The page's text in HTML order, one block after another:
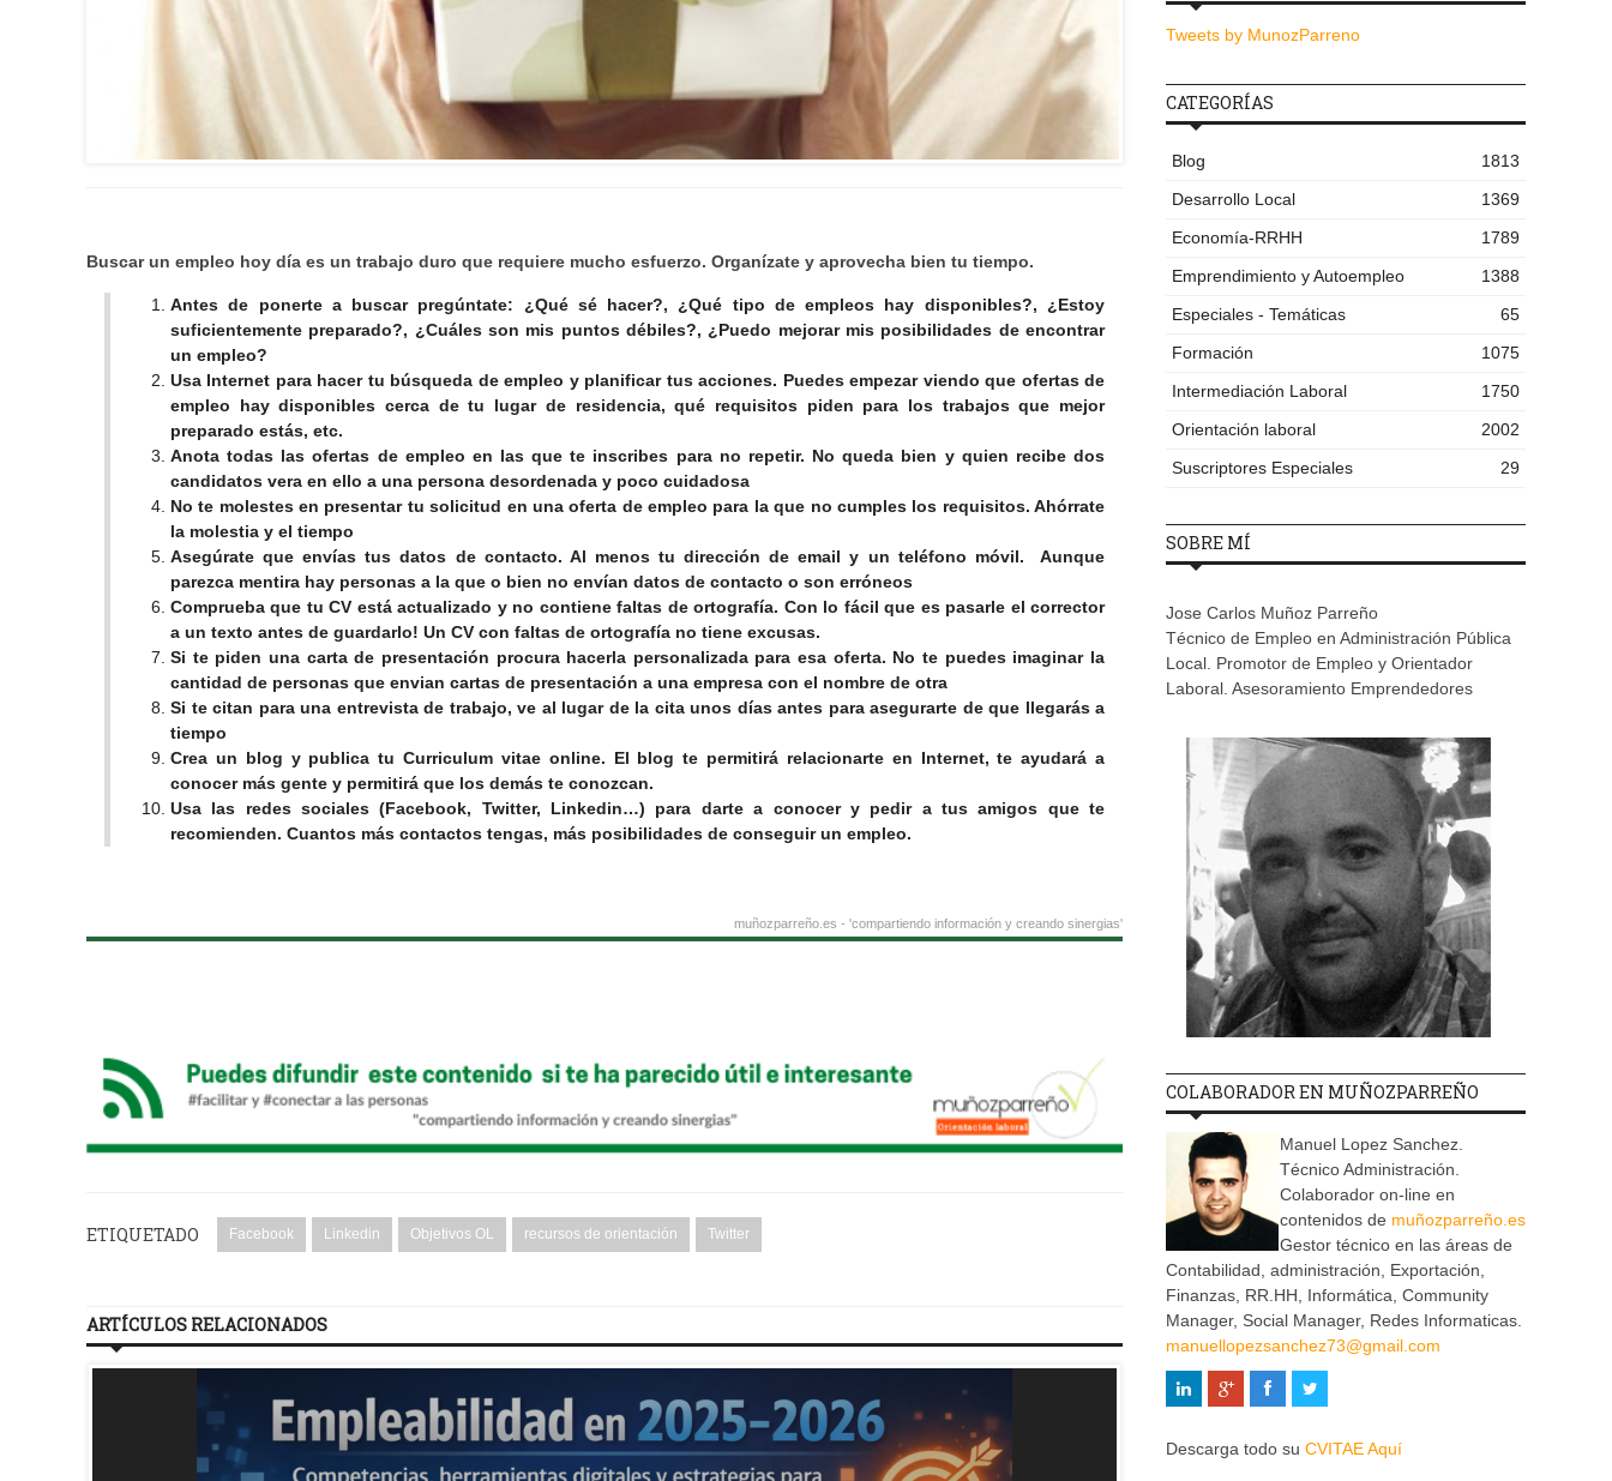
Buscar un empleo hoy día es un trabajo duro que requiere mucho esfuerzo. Organízate y aprovecha bien tu tiempo.
Antes de ponerte a buscar pregúntate: ¿Qué sé hacer?, ¿Qué tipo de empleos hay disponibles?, ¿Estoy
suficientemente preparado?, ¿Cuáles son mis puntos débiles?, ¿Puedo mejorar mis posibilidades de encontrar
un empleo?
Usa Internet para hacer tu búsqueda de empleo y planificar tus acciones. Puedes empezar viendo que ofertas de
empleo hay disponibles cerca de tu lugar de residencia, qué requisitos piden para los trabajos que mejor
preparado estás, etc.
Anota todas las ofertas de empleo en las que te inscribes para no repetir. No queda bien y quien recibe dos
candidatos vera en ello a una persona desordenada y poco cuidadosa
No te molestes en presentar tu solicitud en una oferta de empleo para la que no cumples los requisitos. Ahórrate
la molestia y el tiempo
Asegúrate que envías tus datos de contacto. Al menos tu dirección de email y un teléfono móvil. Aunque
parezca mentira hay personas a la que o bien no envían datos de contacto o son erróneos
Compruebaque tu CV está actualizado y no contiene faltas de ortografía. Con lo fácil que es pasarle el corrector
a un texto antes de guardarlo! Un CV con faltas de ortografía no tiene excusas.
Si te piden una carta de presentación procura hacerla personalizada para esa oferta. No te puedes imaginar la
cantidad de personas que envian cartas de presentación a una empresa con el nombre de otra
Si te citan para una entrevista de trabajo, ve al lugar de la cita unos días antes para asegurarte de que llegarás a
tiempo
Crea un blog y publica tu Curriculum vitae online. El blog te permitirá relacionarte en Internet, te ayudará a
conocer más gente y permitirá que los demás te conozcan.
Usa las redes sociales (Facebook, Twitter, Linkedin…) para darte a conocer y pedir a tus amigos que te
recomienden. Cuantos más contactos tengas, más posibilidades de conseguir un empleo.
muñozparreño.es - 'compartiendo información y creando sinergias'
ETIQUETADO Facebook Linkedin Objetivos OL recursos de orientación Twitter
ARTÍCULOS RELACIONADOS
Tweets by MunozParreno
CATEGORÍAS
Blog
1813
Desarrollo Local
1369
Economía-RRHH
1789
Emprendimiento y Autoempleo
1388
Especiales - Temáticas
65
Formación
1075
Intermediación Laboral
1750
Orientación laboral
2002
Suscriptores Especiales
29
SOBRE MÍ
Jose Carlos Muñoz Parreño
Técnico de Empleo en Administración Pública
Local. Promotor de Empleo y Orientador
Laboral. Asesoramiento Emprendedores
COLABORADOR EN MUÑOZPARREÑO
Manuel Lopez Sanchez.
Técnico Administración.
Colaborador on-line en
contenidos de muñozparreño.es
Gestor técnico en las áreas de
Contabilidad, administración, Exportación,
Finanzas, RR.HH, Informática, Community
Manager, Social Manager, Redes Informaticas.
manuellopezsanchez73@gmail.com
Descarga todo su CVITAE Aquí